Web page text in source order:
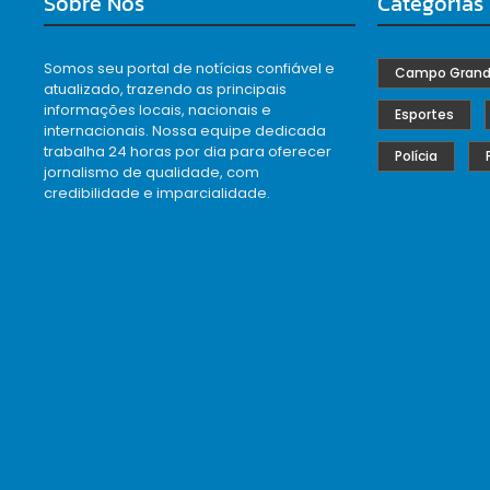
Somos seu portal de notícias confiável e
atualizado, trazendo as principais
informações locais, nacionais e
internacionais. Nossa equipe dedicada
trabalha 24 horas por dia para oferecer
jornalismo de qualidade, com
credibilidade e imparcialidade.
Campo
Esportes
Polícia